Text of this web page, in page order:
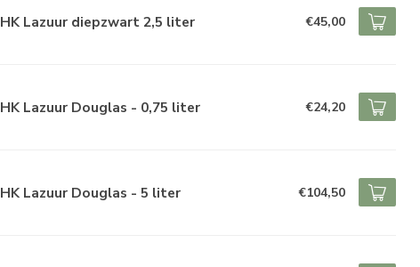
HK Lazuur diepzwart 2,5 liter €45,00
HK Lazuur Douglas - 0,75 liter €24,20
HK Lazuur Douglas - 5 liter €104,50